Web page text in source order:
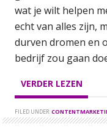
wat je wilt helpen
echt van alles zijn,
durven dromen en
bedrijf zou gaan
VERDER LEZEN
FILED UNDER: